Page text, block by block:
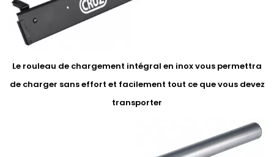
Le rouleau de chargement intégral en inox vous permettra
de charger sans effort et facilement tout ce que vous devez
transporter